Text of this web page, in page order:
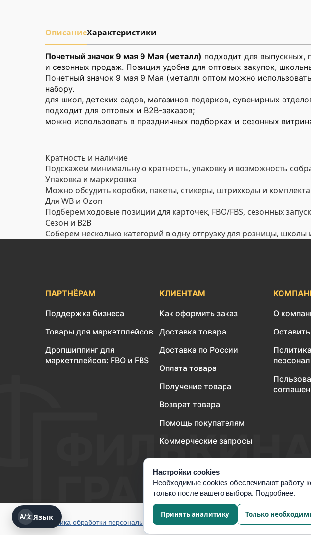
ОписаниеХарактеристики
Почетный значок 9 мая 9 Мая (металл) подходит для выпускных,
и сезонных продаж. Позиция удобна для оптовых закупок,
Почетный значок 9 мая 9 Мая (металл) оптом можно
набору.
для школ, детских садов, магазинов подарков, сувенирных
подходит для оптовых и B2B-заказов;
можно использовать в праздничных подборках и сезонных
Кратность и наличие
Подскажем минимальную кратность, упаковку и возможность
Упаковка и маркировка
Можно обсудить коробки, пакеты, стикеры, штрихкоды и
Для WB и Ozon
Подберем ходовые позиции для карточек, FBO/FBS, сезонных
Сезон и B2B
Соберем несколько категорий в одну отгрузку для розницы,
ПАРТНЁРАМ
Поддержка бизнеса
Товары для маркетплейсов
Дропшиппинг для
маркетплейсов: FBO и FBS
КЛИЕНТАМ
Как оформить заказ
Доставка товара
Доставка по России
Оплата товара
Получение товара
Возврат товара
Помощь покупателям
Коммерческие запросы
О
A/文 Язык
Политика обработки персональных данных Согласие на обработку данных
Настройки cookies
Необходимые cookies обеспечивают работу
только после вашего выбора. Подробнее.
Принять аналитику Только